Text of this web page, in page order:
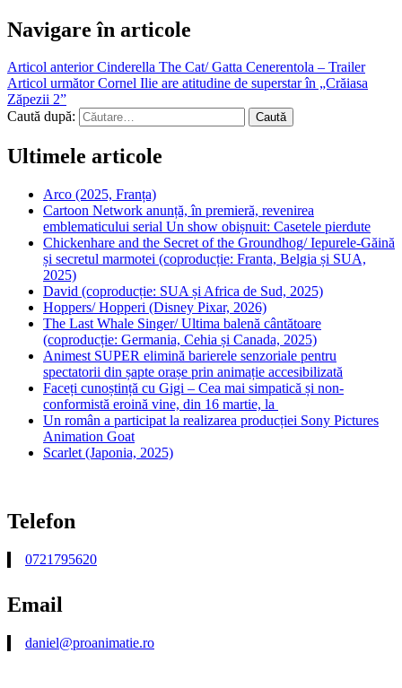
Navigare în articole
Articol anteriorCinderella The Cat/ Gatta Cenerentola – Trailer
Articol următorCornel Ilie are atitudine de superstar în „Crăiasa
Zăpezii 2”
Caută după:
Ultimele articole
Arco (2025, Franța)
Cartoon Network anunță, în premieră, revenirea
emblematicului serial Un show obișnuit: Casetele pierdute
Chickenhare and the Secret of the Groundhog/ Iepurele-Găină
și secretul marmotei (coproducție: Franta, Belgia și SUA,
2025)
David (coproducție: SUA și Africa de Sud, 2025)
Hoppers/ Hopperi (Disney Pixar, 2026)
The Last Whale Singer/ Ultima balenă cântătoare
(coproducție: Germania, Cehia și Canada, 2025)
Animest SUPER elimină barierele senzoriale pentru
spectatorii din șapte orașe prin animație accesibilizată
Faceți cunoștință cu Gigi – Cea mai simpatică și non-
conformistă eroină vine, din 16 martie, la
Un român a participat la realizarea producției Sony Pictures
Animation Goat
Scarlet (Japonia, 2025)
Telefon
0721795620
Email
daniel@proanimatie.ro